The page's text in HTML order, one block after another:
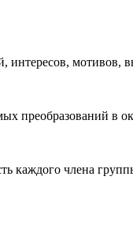
мотивов,
преобразований в
члена